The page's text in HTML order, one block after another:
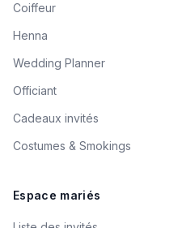
Coiffeur
Henna
Wedding Planner
Officiant
Cadeaux invités
Costumes & Smokings
Espace mariés